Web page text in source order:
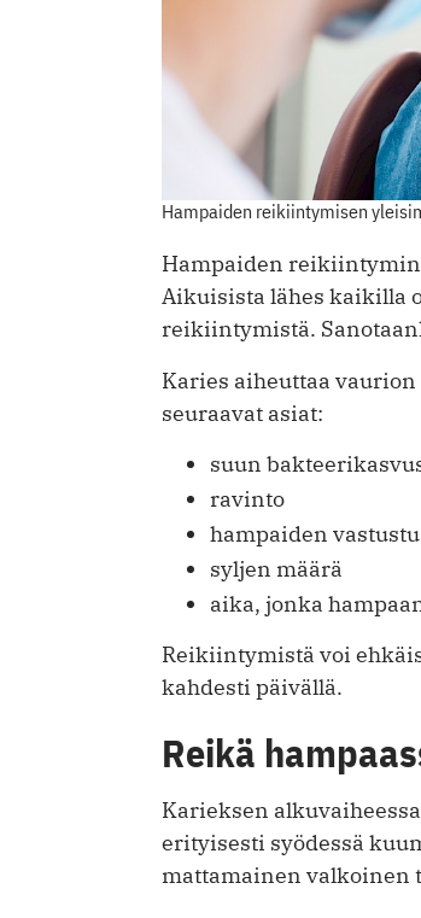
Hampaiden reikiintymisen
Hampaiden
Aikuisista lähes kaikilla
reikiintymistä.
Karies aiheuttaa
seuraavat asiat:
suun
ravinto
hampaiden
syljen määrä
aika, jonka
Reikiintymistä voi
kahdesti päivällä.
Reikä
Karieksen
erityisesti syödessä
mattamainen valkoinen